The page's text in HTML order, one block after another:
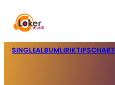
SINGLEALBUMLIRIKTIPSCHART